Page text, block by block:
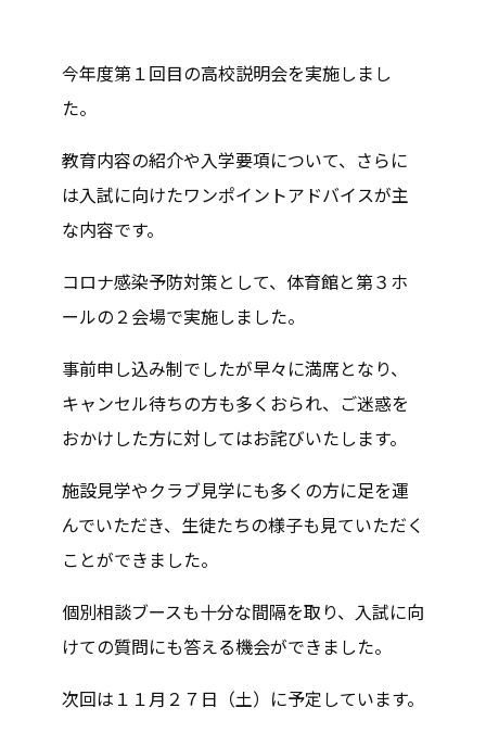
今年度第１回目の高校説明会を実施しまし
た。
教育内容の紹介や入学要項について、さらに
は入試に向けたワンポイントアドバイスが主
な内容です。
コロナ感染予防対策として、体育館と第３ホ
ールの２会場で実施しました。
事前申し込み制でしたが早々に満席となり、
キャンセル待ちの方も多くおられ、ご迷惑を
おかけした方に対してはお詫びいたします。
施設見学やクラブ見学にも多くの方に足を運
んでいただき、生徒たちの様子も見ていただく
ことができました。
個別相談ブースも十分な間隔を取り、入試に向
けての質問にも答える機会ができました。
次回は１１月２７日（土）に予定しています。